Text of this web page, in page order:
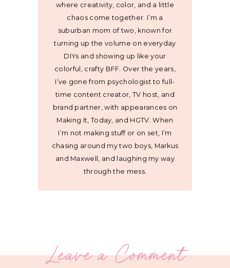
where creativity, color, and a little
chaos come together. I’m a
suburban mom of two, known for
turning up the volume on everyday
DIYs and showing up like your
colorful, crafty BFF. Over the years,
I’ve gone from psychologist to full-
time content creator, TV host, and
brand partner, with appearances on
Making It, Today, and HGTV. When
I’m not making stuff or on set, I’m
chasing around my two boys, Markus
and Maxwell, and laughing my way
through the mess.
Leave a Comment